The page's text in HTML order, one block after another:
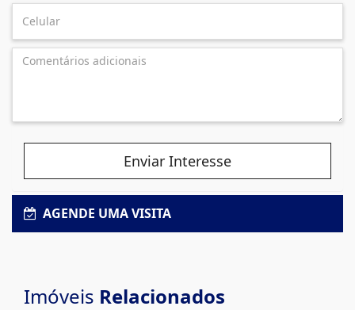
Enviar Interesse
AGENDE UMA VISITA
Imóveis Relacionados